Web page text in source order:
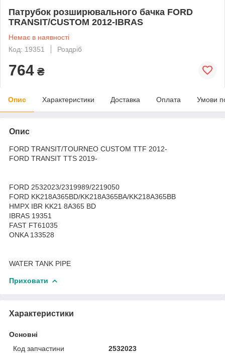
Патрубок розширювального бачка FORD
TRANSIT/CUSTOM 2012-IBRAS
Немає в наявності
Код: 19351
Роздріб
764 ₴
Опис Характеристики Доставка Оплата Умови
Опис
FORD TRANSIT/TOURNEO CUSTOM TTF 2012-
FORD TRANSIT TTS 2019-
FORD 2532023/2319989/2219050
FORD KK218A365BD/KK218A365BA/KK218A365BB
HMPX IBR KK21 8A365 BD
IBRAS 19351
FAST FT61035
ONKA 133528
WATER TANK PIPE
Приховати
Характеристики
Основні
Код запчастини
2532023